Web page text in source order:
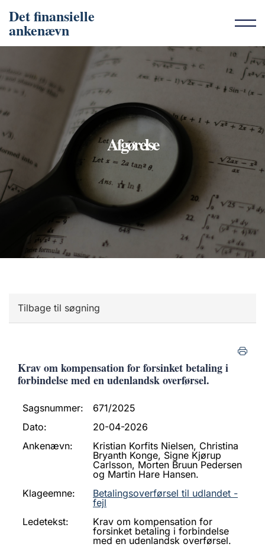
Det finansielle
ankenævn
Afgørelse
Tilbage til søgning
Krav om kompensation for forsinket betaling i
forbindelse med en udenlandsk overførsel.
Sagsnummer:
671/2025
Dato:
20-04-2026
Ankenævn:
Kristian Korfits Nielsen, Christina
Bryanth Konge, Signe Kjørup
Carlsson, Morten Bruun Pedersen
og Martin Hare Hansen.
Klageemne:
Betalingsoverførsel til udlandet -
fejl
Ledetekst:
Krav om kompensation for
forsinket betaling i forbindelse
med en udenlandsk overførsel.